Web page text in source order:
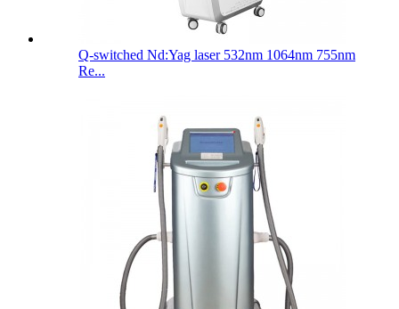
Q-switched Nd:Yag laser 532nm 1064nm 755nm
Re...